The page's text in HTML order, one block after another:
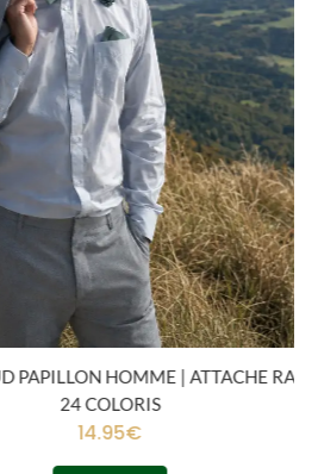
HOMME | ATTACHE RAPIDE |
24 COLORIS
€